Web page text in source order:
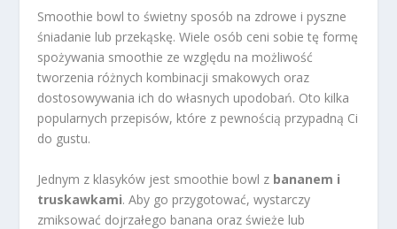
Smoothie bowl to świetny sposób na zdrowe i pyszne
śniadanie lub przekąskę. Wiele osób ceni sobie tę formę
spożywania smoothie ze względu na możliwość
tworzenia różnych kombinacji smakowych oraz
dostosowywania ich do własnych upodobań. Oto kilka
popularnych przepisów, które z pewnością przypadną Ci
do gustu.
Jednym z klasyków jest smoothie bowl z bananem i
truskawkami. Aby go przygotować, wystarczy
zmiksować dojrzałego banana oraz świeże lub